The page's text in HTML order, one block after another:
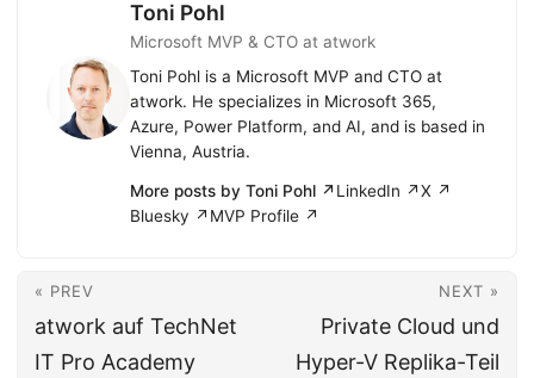
Toni Pohl
Microsoft MVP & CTO at atwork
Toni Pohl is a Microsoft MVP and CTO at
atwork. He specializes in Microsoft 365,
Azure, Power Platform, and AI, and is based in
Vienna, Austria.
More posts by Toni Pohl ↗LinkedIn ↗X ↗
Bluesky ↗ MVP Profile ↗
« PREV
atwork auf TechNet
IT Pro Academy
NEXT »
Private Cloud und
Hyper-V Replika-Teil